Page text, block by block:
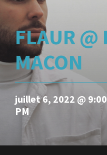
FLAUR
MACON
juillet 6, 2022 @ 9:00
PM